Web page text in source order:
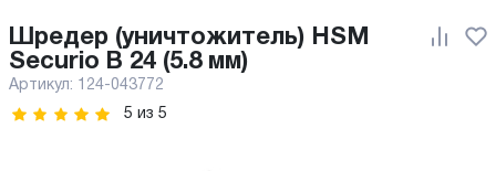
Шредер (уничтожитель) HSM
Securio B 24 (5.8 мм)
Артикул: 124-043772
5 из 5